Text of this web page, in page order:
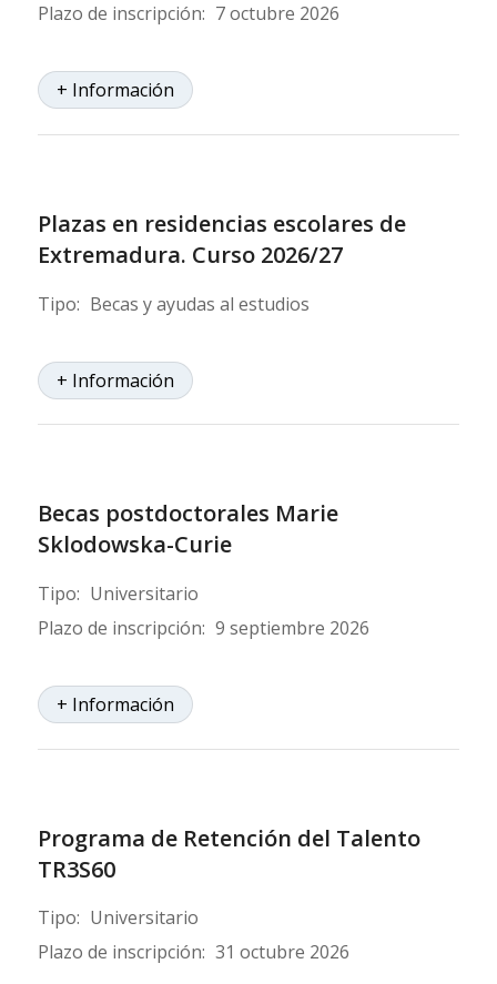
Plazo de inscripción: 7 octubre 2026
+ Información
Plazas en residencias escolares de
Extremadura. Curso 2026/27
Tipo: Becas y ayudas al estudios
+ Información
Becas postdoctorales Marie
Sklodowska-Curie
Tipo: Universitario
Plazo de inscripción: 9 septiembre 2026
+ Información
Programa de Retención del Talento
TR3S60
Tipo: Universitario
Plazo de inscripción: 31 octubre 2026